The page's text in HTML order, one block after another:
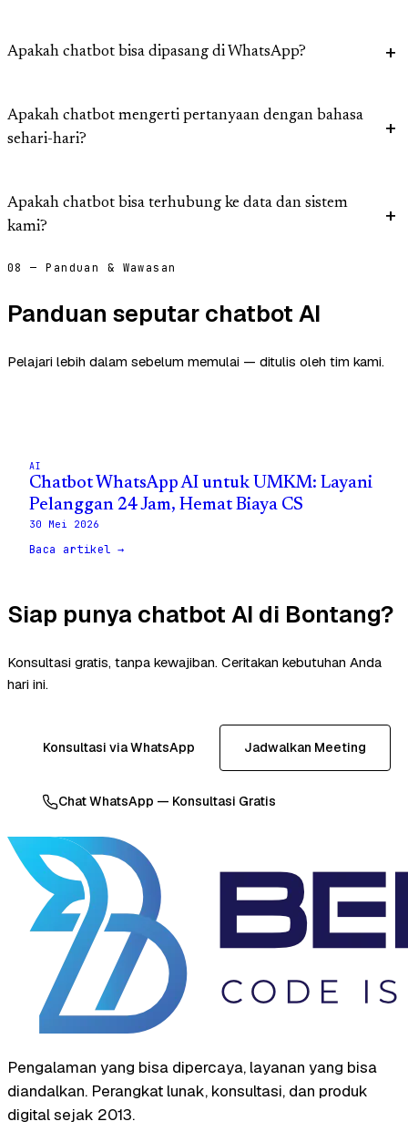
Apakah chatbot bisa dipasang di WhatsApp?
Apakah chatbot mengerti pertanyaan dengan bahasa
sehari-hari?
Apakah chatbot bisa terhubung ke data dan sistem
kami?
08 — Panduan & Wawasan
Panduan seputar chatbot AI
Pelajari lebih dalam sebelum memulai — ditulis oleh tim kami.
AI
Chatbot WhatsApp AI untuk UMKM: Layani
Pelanggan 24 Jam, Hemat Biaya CS
30 Mei 2026
Baca artikel →
Siap punya chatbot AI di Bontang?
Konsultasi gratis, tanpa kewajiban. Ceritakan kebutuhan Anda
hari ini.
Konsultasi via WhatsApp Jadwalkan Meeting
Chat WhatsApp — Konsultasi Gratis
Pengalaman yang bisa dipercaya, layanan yang bisa
diandalkan. Perangkat lunak, konsultasi, dan produk
digital sejak 2013.